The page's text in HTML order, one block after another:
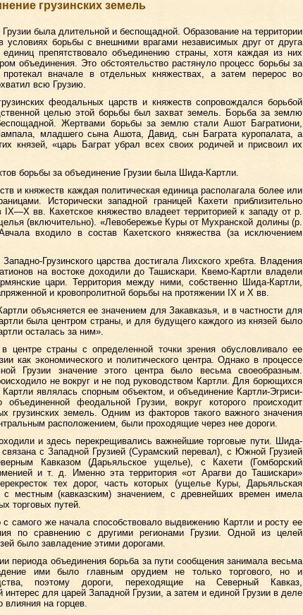
грузинских земель
была длительной и беспощадной. Образование на территории
борьбы с внешними врагами независимых друг от друга
единиц препятствовало объединению страны, хотя каждая из них
объединения. Это обстоятельство растянуло процесс борьбы за
протекал вначале в отдельных княжествах, а затем перерос во
всю Грузию.
феодальных царств и княжеств сопровождался борьбой
целью этой борьбы был захват земель. Борьба за землю
Жертвами борьбы за землю стали Ашот Багратиони,
младшего сына Ашота, Давид, сын Баграта куропалата, а
князей, «царь Баграт убрал всех своих родичей и присвоил их
борьбы за объединение Грузии была Шида-Картли.
и княжеств каждая политическая единица располагала более или
Исторически западной границей Кахети приблизительно
вв. Кахетское княжество владеет территорией к западу от р.
(включительно). «Левобережье Куры от Мухранской долины (р.
входило в состав Кахетского княжества (за исключением
Грузинского царства достигала Лихского хребта. Владения
на востоке доходили до Ташискари. Квемо-Картли владели
цари. Территория между ними, собственно Шида-Картли,
и кровопролитной борьбы на протяжении IX и X вв.
объясняется ее значением для Закавказья, и в частности для
была центром страны, и для будущего каждого из князей было
осталась за ним».
центре страны с определенной точки зрения обусловливало ее
как экономического и политического центра. Однако в процессе
Грузии значение этого центра было весьма своеобразным.
не вокруг и не под руководством Картли. Для борющихся
Картли являлась спорным объектом, и объединение Картли-Эгриси-
объединенной феодальной Грузии, вокруг которого происходит
грузинских земель. Одним из факторов такого важного значения
расположением, были проходящие через нее дороги.
и здесь перекрещивались важнейшие торговые пути. Шида-
с Западной Грузией (Сурамский перевал), с Южной Грузией
Кавказом (Дарьяльское ущелье), с Кахети (Гомборский
и т. д. Именно эта территория «от Арагви до Ташискари»
тех дорог, часть которых (ущелье Куры, Дарьяльская
местным (кавказским) значением, с древнейших времен имела
торговых путей.
с самого же начала способствовало выдвижению Картли и росту ее
по сравнению с другими регионами Грузии. Одной из целей
было завладение этими дорогами.
периода объединения борьба за пути сообщения занимала весьма
ими было главным орудием не только торгового, но и
поэтому дороги, переходящие на Северный Кавказ,
интерес для царей Западной Грузии, а затем и единой Грузии в деле
влияния на горцев.